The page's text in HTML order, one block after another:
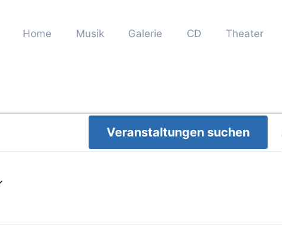
Home Musik Galerie CD Theater
Veranstaltungen suchen